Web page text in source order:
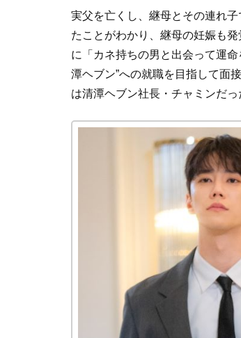
実父を亡くし、継母とその連れ
たことがわかり、継母の妊娠も
に「カネ持ちの男と出会って運
潭ヘブン”への就職を目指して面
は清潭ヘブン社長・チャミンだ